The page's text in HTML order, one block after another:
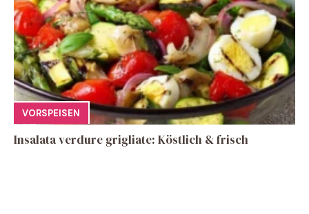
VORSPEISEN
Insalata verdure grigliate: Köstlich & frisch